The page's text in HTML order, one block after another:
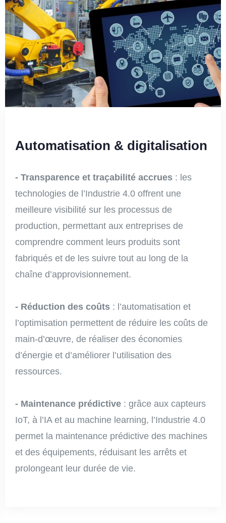
Automatisation & digitalisation
- Transparence et traçabilité accrues : les
technologies de l’Industrie 4.0 offrent une
meilleure visibilité sur les processus de
production, permettant aux entreprises de
comprendre comment leurs produits sont
fabriqués et de les suivre tout au long de la
chaîne d’approvisionnement.
- Réduction des coûts : l’automatisation et
l’optimisation permettent de réduire les coûts de
main-d’œuvre, de réaliser des économies
d’énergie et d’améliorer l’utilisation des
ressources.
- Maintenance prédictive : grâce aux capteurs
IoT, à l’IA et au machine learning, l’Industrie 4.0
permet la maintenance prédictive des machines
et des équipements, réduisant les arrêts et
prolongeant leur durée de vie.